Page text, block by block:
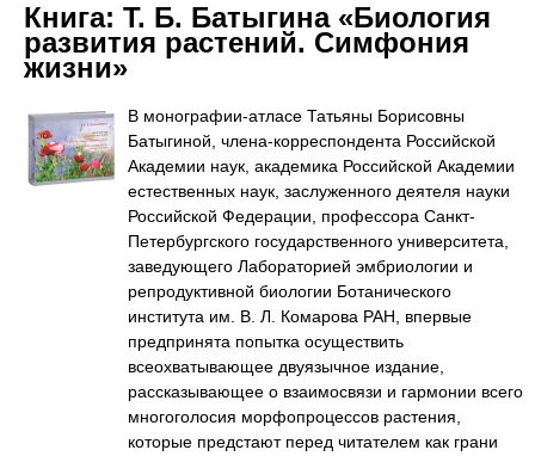
Книга: Т. Б. Батыгина «Биология
развития растений. Симфония
жизни»
В монографии-атласе Татьяны Борисовны
Батыгиной, члена-корреспондента Российской
Академии наук, академика Российской Академии
естественных наук, заслуженного деятеля науки
Российской Федерации, профессора Санкт-
Петербургского государственного университета,
заведующего Лабораторией эмбриологии и
репродуктивной биологии Ботанического
института им. В. Л. Комарова РАН, впервые
предпринята попытка осуществить
всеохватывающее двуязычное издание,
рассказывающее о взаимосвязи и гармонии всего
многоголосия морфопроцессов растения,
которые предстают перед читателем как грани